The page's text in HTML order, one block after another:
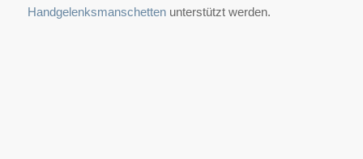
Handgelenksmanschettenunterstützt werden.